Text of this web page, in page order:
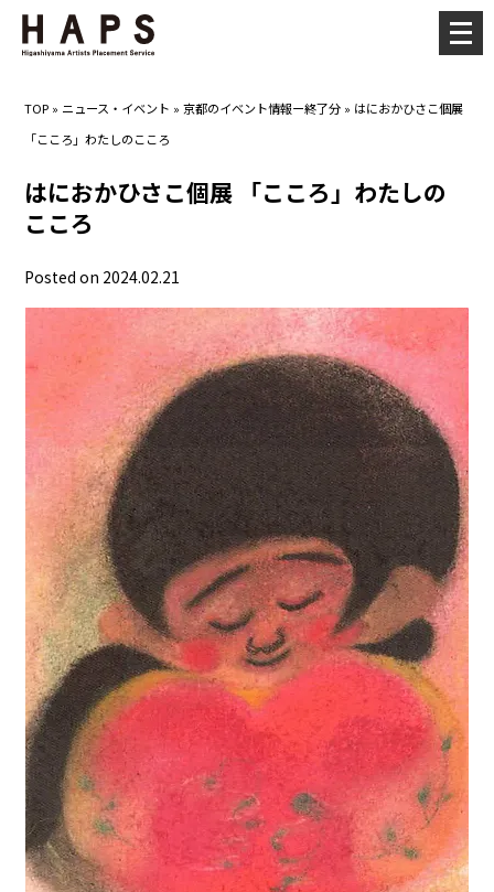
TOP » ニュース・イベント »京都のイベント情報ー終了分 » はにおかひさこ個展
「こころ」わたしのこころ
はにおかひさこ個展 「こころ」わたしの
こころ
Posted on 2024.02.21
メ
ニ
ー
開